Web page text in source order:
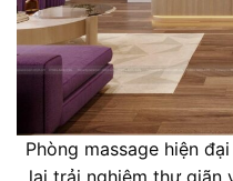
Phòng massage hiện
lại trải nghiệm thư giãn